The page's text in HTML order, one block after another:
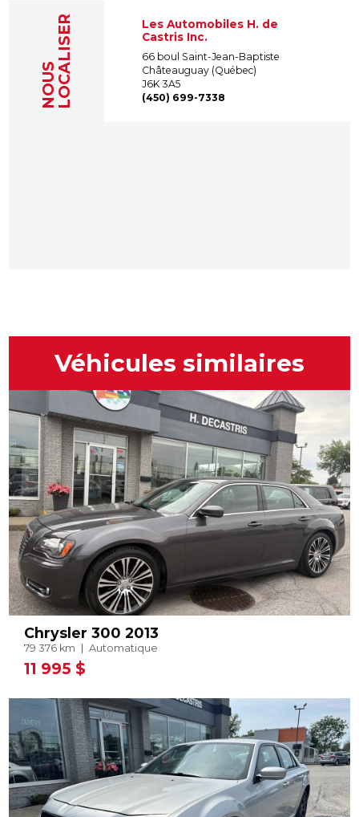
NOUSLOCALISER
Les Automobiles H. de
Castris Inc.
66 boul Saint-Jean-Baptiste
Châteauguay (Québec)
J6K 3A5
(450) 699-7338
Véhicules similaires
Chrysler 300 2013
79 376 km Automatique
11 995 $